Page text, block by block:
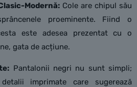
Modernă: Cole are chipul său
proeminente. Fiind o
este adesea prezentat cu o
gata de acțiune.
Pantalonii negri nu sunt simpli;
imprimate care sugerează